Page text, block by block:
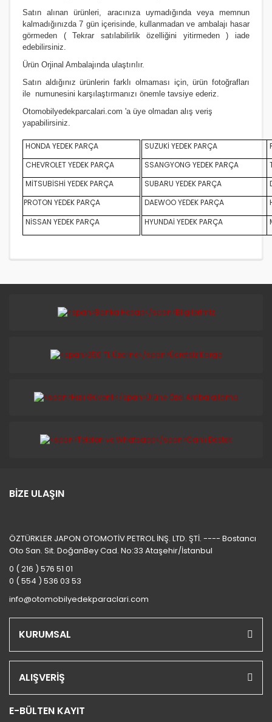
Satın alınan ürünleri, aracınıza uymadığında veya memnun
kalmadığınızda 7 gün içerisinde, kullanmadan ve ambalajı hasar
görmeden ( Tekrar satılabilirlik özelliğini yitirmeden ) iade
edebilirsiniz.
Ürün Orjinal Ambalajında ulaştırılır.
Satın aldığınız ürünlerin farklı olmaması için, ürün fotoğrafları
ile numunesini karşılaştırmanızı önemle tavsiye ederiz.
Otomobilyedekparcalari.com 'a üye olmadan alış veriş
yapabilirsiniz.
HONDA YEDEK PARÇA SUZUKİ YEDEK PARÇA
CHEVROLET YEDEK PARÇA
SSANGYONG YEDEK PARÇA
MİTSUBİSHİ YEDEK PARÇA
SUBARU YEDEK PARÇA
PROTON YEDEK PARÇA
DAEWOO YEDEK PARÇA
NİSSAN YEDEK PARÇA
HYUNDAİ YEDEK PARÇA
BİZE ULAŞIN
ÖZTÜRKLER JAPON OTOMOTİV PETROL İNŞ. LTD. ŞTİ. ---- Bostancı
Oto San. Sit. DoğanBey Cad. No:33 Ataşehir/İstanbul
0 ( 216 ) 576 51 01
0 ( 554 ) 536 03 53
info@otomobilyedekparaclari.com
KURUMSAL
ALIŞVERİŞ
E-BÜLTEN KAYIT